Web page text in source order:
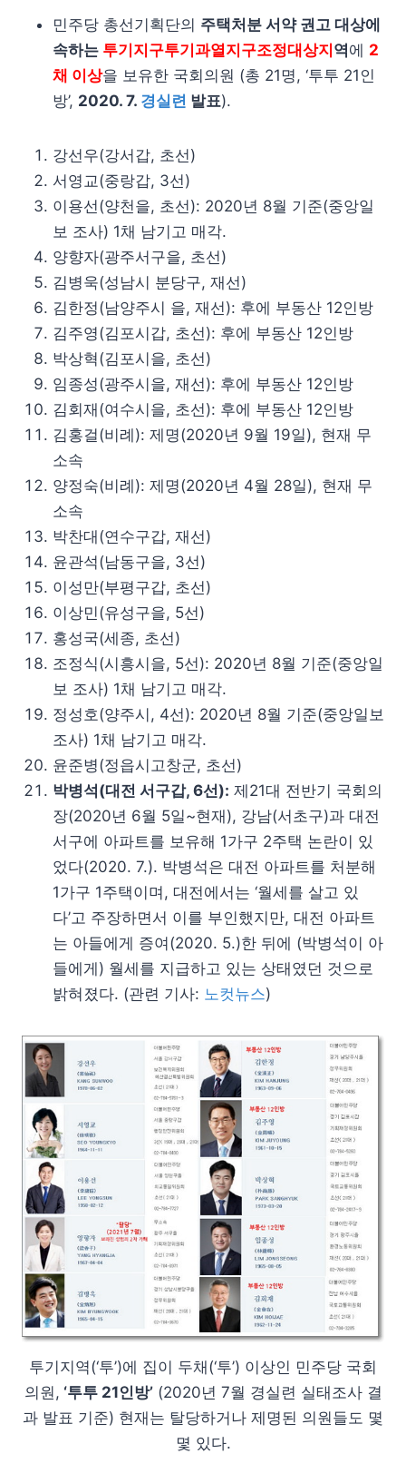
민주당 총선기획단의 주택처분 서약 권고 대상에
속하는 투기지구투기과열지구조정대상지 역에 2
채 이상을 보유한 국회의원 (총 21명, ‘투투 21인
방’, 2020. 7. 경실련 발표).
강선우(강서갑, 초선)
서영교(중랑갑, 3선)
이용선(양천을, 초선): 2020년 8월 기준(중앙일
보 조사) 1채 남기고 매각.
양향자(광주서구을, 초선)
김병욱(성남시 분당구, 재선)
김한정(남양주시 을, 재선): 후에 부동산 12인방
김주영(김포시갑, 초선): 후에 부동산 12인방
박상혁(김포시을, 초선)
임종성(광주시을, 재선): 후에 부동산 12인방
김회재(여수시을, 초선): 후에 부동산 12인방
김홍걸(비례): 제명(2020년 9월 19일), 현재 무
소속
양정숙(비례): 제명(2020년 4월 28일), 현재 무
소속
박찬대(연수구갑, 재선)
윤관석(남동구을, 3선)
이성만(부평구갑, 초선)
이상민(유성구을, 5선)
홍성국(세종, 초선)
조정식(시흥시을, 5선): 2020년 8월 기준(중앙일
보 조사) 1채 남기고 매각.
정성호(양주시, 4선): 2020년 8월 기준(중앙일보
조사) 1채 남기고 매각.
윤준병(정읍시고창군, 초선)
박병석(대전 서구갑, 6선): 제21대 전반기 국회의
장(2020년 6월 5일~현재), 강남(서초구)과 대전
서구에 아파트를 보유해 1가구 2주택 논란이 있
었다(2020. 7.). 박병석은 대전 아파트를 처분해
1가구 1주택이며, 대전에서는 ‘월세를 살고 있
다’고 주장하면서 이를 부인했지만, 대전 아파트
는 아들에게 증여(2020. 5.)한 뒤에 (박병석이 아
들에게) 월세를 지급하고 있는 상태였던 것으로
밝혀졌다. (관련 기사: 노컷뉴스)
투기지역(‘투’)에 집이 두채(‘투’) 이상인 민주당 국회
의원, ‘투투 21인방’(2020년 7월 경실련 실태조사 결
과 발표 기준) 현재는 탈당하거나 제명된 의원들도 몇
몇 있다.